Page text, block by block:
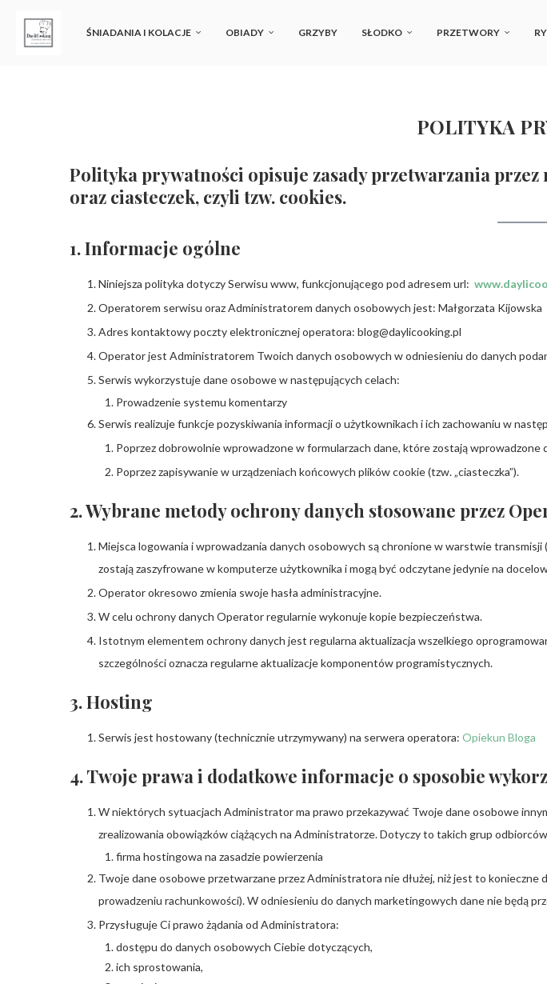
ŚNIADANIA I KOLACJE OBIADY GRZYBY SŁODKO PRZETWORY
POLITYKA
Polityka prywatności opisuje zasady przetwarzania
oraz ciasteczek, czyli tzw. cookies.
1. Informacje ogólne
Niniejsza polityka dotyczy Serwisu www, funkcjonującego pod adresem url:
Operatorem serwisu oraz Administratorem danych osobowych jest: Małgorzata Kijowska
Adres kontaktowy poczty elektronicznej operatora: blog@daylicooking.pl
Operator jest Administratorem Twoich danych osobowych w odniesieniu do danych
Serwis wykorzystuje dane osobowe w następujących celach:
Prowadzenie systemu komentarzy
Serwis realizuje funkcje pozyskiwania informacji o użytkownikach i ich zachowaniu w
Poprzez dobrowolnie wprowadzone w formularzach dane, które zostają
Poprzez zapisywanie w urządzeniach końcowych plików cookie (tzw. „ciasteczka”).
2. Wybrane metody ochrony danych stosowane przez
Miejsca logowania i wprowadzania danych osobowych są chronione w warstwie
zostają zaszyfrowane w komputerze użytkownika i mogą być odczytane jedynie na
Operator okresowo zmienia swoje hasła administracyjne.
W celu ochrony danych Operator regularnie wykonuje kopie bezpieczeństwa.
Istotnym elementem ochrony danych jest regularna aktualizacja wszelkiego
szczególności oznacza regularne aktualizacje komponentów programistycznych.
3. Hosting
Serwis jest hostowany (technicznie utrzymywany) na serwera operatora: Opiekun Bloga
4. Twoje prawa i dodatkowe informacje o sposobie
W niektórych sytuacjach Administrator ma prawo przekazywać Twoje dane osobowe
zrealizowania obowiązków ciążących na Administratorze. Dotyczy to takich grup
firma hostingowa na zasadzie powierzenia
Twoje dane osobowe przetwarzane przez Administratora nie dłużej, niż jest to konieczne
prowadzeniu rachunkowości). W odniesieniu do danych marketingowych dane nie będą
Przysługuje Ci prawo żądania od Administratora:
dostępu do danych osobowych Ciebie dotyczących,
ich sprostowania,